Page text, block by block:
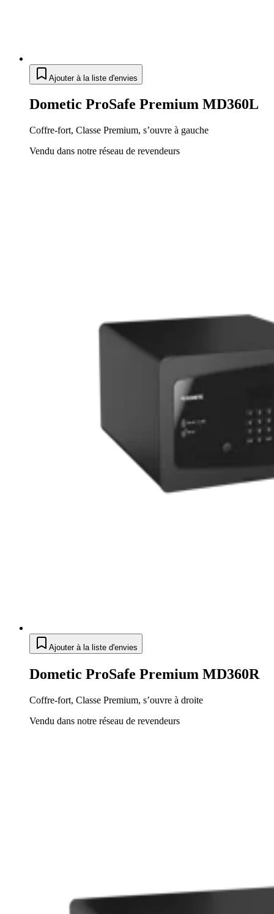
Ajouter à la liste d'envies
Dometic ProSafe Premium MD360L
Coffre-fort, Classe Premium, s’ouvre à gauche
Vendu dans notre réseau de revendeurs
Ajouter à la liste d'envies
Dometic ProSafe Premium MD360R
Coffre-fort, Classe Premium, s’ouvre à droite
Vendu dans notre réseau de revendeurs